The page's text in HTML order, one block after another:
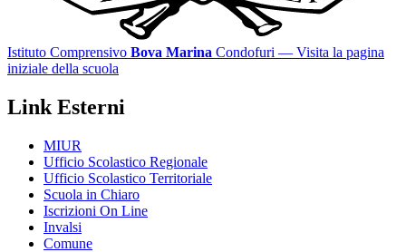
Istituto Comprensivo Bova Marina Condofuri — Visita la pagina
iniziale della scuola
Link Esterni
MIUR
Ufficio Scolastico Regionale
Ufficio Scolastico Territoriale
Scuola in Chiaro
Iscrizioni On Line
Invalsi
Comune